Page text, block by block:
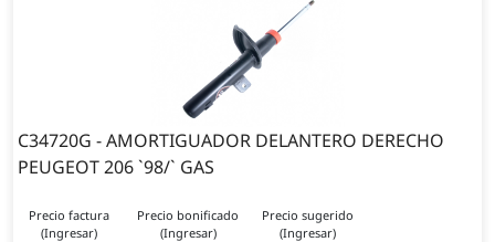
C34720G - AMORTIGUADOR DELANTERO DERECHO
PEUGEOT 206 `98/` GAS
Precio factura
(Ingresar)
Precio bonificado
(Ingresar)
Precio sugerido
(Ingresar)